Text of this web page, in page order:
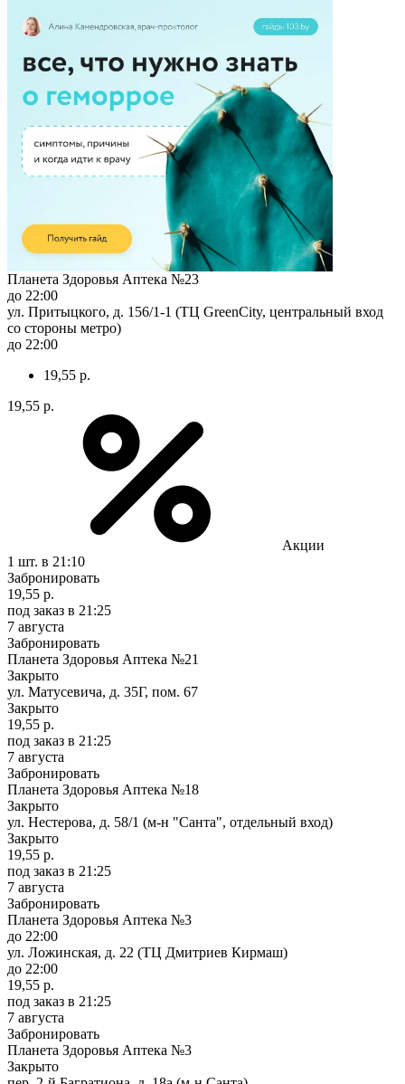
Планета Здоровья Аптека №23
до 22:00
ул. Притыцкого, д. 156/1-1 (ТЦ GreenCity, центральный вход
со стороны метро)
до 22:00
19,55 р.
19,55 р.
Акции
1 шт. в 21:10
Забронировать
19,55 р.
под заказ в 21:25
7 августа
Забронировать
Планета Здоровья Аптека №21
Закрыто
ул. Матусевича, д. 35Г, пом. 67
Закрыто
19,55 р.
под заказ в 21:25
7 августа
Забронировать
Планета Здоровья Аптека №18
Закрыто
ул. Нестерова, д. 58/1 (м-н "Санта", отдельный вход)
Закрыто
19,55 р.
под заказ в 21:25
7 августа
Забронировать
Планета Здоровья Аптека №3
до 22:00
ул. Ложинская, д. 22 (ТЦ Дмитриев Кирмаш)
до 22:00
19,55 р.
под заказ в 21:25
7 августа
Забронировать
Планета Здоровья Аптека №3
Закрыто